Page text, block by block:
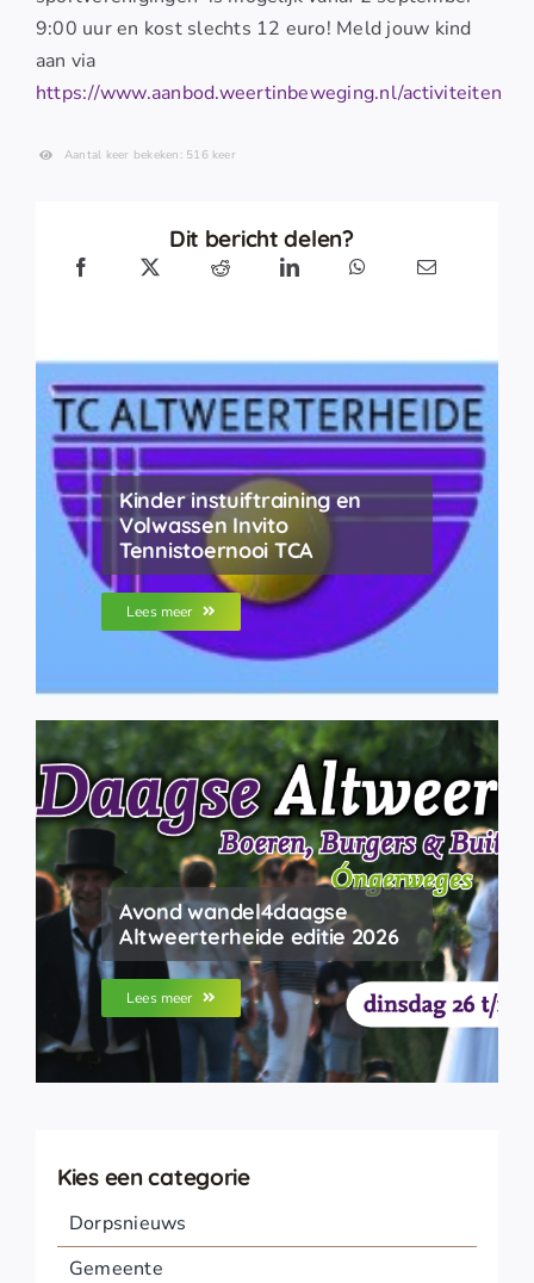
9:00 uur en kost slechts 12 euro! Meld jouw kind
aan via
https://www.aanbod.weertinbeweging.nl/activiteiten
Aantal keer bekeken: 516 keer
Dit bericht delen?
Kinder instuiftraining en
Volwassen Invito
Tennistoernooi TCA
Lees meer
Avond wandel4daagse
Altweerterheide editie 2026
Lees meer
Kies een categorie
Dorpsnieuws
Gemeente